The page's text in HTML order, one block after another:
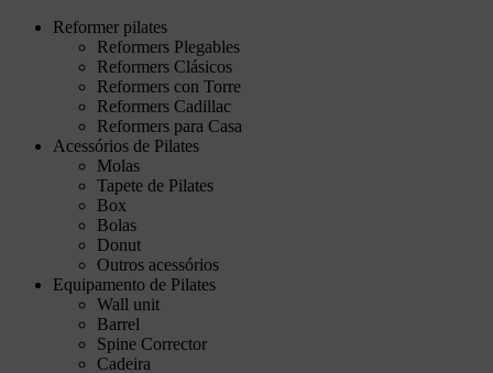
Reformer pilates
Reformers Plegables
Reformers Clásicos
Reformers con Torre
Reformers Cadillac
Reformers para Casa
Acessórios de Pilates
Molas
Tapete de Pilates
Box
Bolas
Donut
Outros acessórios
Equipamento de Pilates
Wall unit
Barrel
Spine Corrector
Cadeira